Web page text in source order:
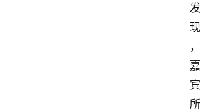
发
现
，
嘉
宾
所